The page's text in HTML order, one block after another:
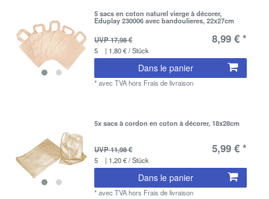
5 sacs en coton naturel vierge à décorer,
Eduplay 230006 avec bandoulieres, 22x27cm
UVP 17,98 €
8,99 € *
5 | 1,80 € / Stück
Dans le panier
*avec TVAhors Frais de livraison
5x sacs à cordon en coton à décorer, 18x28cm
UVP 11,98 € 5,99 € *
5 | 1,20 € / Stück
Dans le panier
*avec TVAhors Frais de livraison